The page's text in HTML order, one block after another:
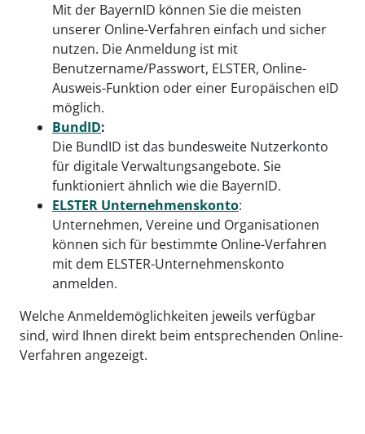
Mit der BayernID können Sie die meisten
unserer Online-Verfahren einfach und sicher
nutzen. Die Anmeldung ist mit
Benutzername/Passwort, ELSTER, Online-
Ausweis-Funktion oder einer Europäischen eID
möglich.
BundID:
Die BundID ist das bundesweite Nutzerkonto
für digitale Verwaltungsangebote. Sie
funktioniert ähnlich wie die BayernID.
ELSTER Unternehmenskonto:
Unternehmen, Vereine und Organisationen
können sich für bestimmte Online-Verfahren
mit dem ELSTER-Unternehmenskonto
anmelden.
Welche Anmeldemöglichkeiten jeweils verfügbar
sind, wird Ihnen direkt beim entsprechenden Online-
Verfahren angezeigt.